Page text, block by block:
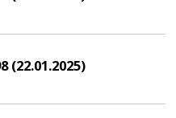
(22.01.2025)